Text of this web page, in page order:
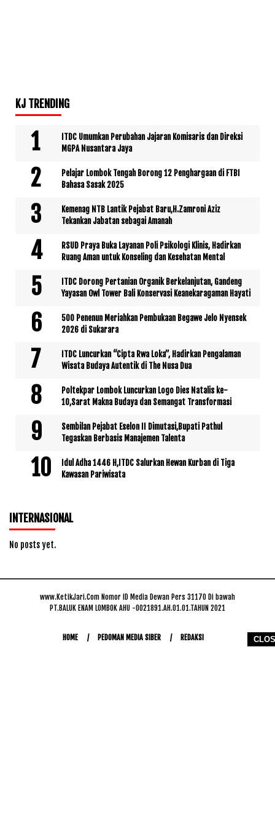
KJ TRENDING
ITDC Umumkan Perubahan Jajaran Komisaris dan Direksi
MGPA Nusantara Jaya
Pelajar Lombok Tengah Borong 12 Penghargaan di FTBI
Bahasa Sasak 2025
Kemenag NTB Lantik Pejabat Baru,H.Zamroni Aziz
Tekankan Jabatan sebagai Amanah
RSUD Praya Buka Layanan Poli Psikologi Klinis, Hadirkan
Ruang Aman untuk Konseling dan Kesehatan Mental
ITDC Dorong Pertanian Organik Berkelanjutan, Gandeng
Yayasan Owl Tower Bali Konservasi Keanekaragaman Hayati
500 Penenun Meriahkan Pembukaan Begawe Jelo Nyensek
2026 di Sukarara
ITDC Luncurkan “Cipta Rwa Loka”, Hadirkan Pengalaman
Wisata Budaya Autentik di The Nusa Dua
Poltekpar Lombok Luncurkan Logo Dies Natalis ke-
10,Sarat Makna Budaya dan Semangat Transformasi
Sembilan Pejabat Eselon II Dimutasi,Bupati Pathul
Tegaskan Berbasis Manajemen Talenta
Idul Adha 1446 H,ITDC Salurkan Hewan Kurban di Tiga
Kawasan Pariwisata
INTERNASIONAL
No posts yet.
www.KetikJari.Com Nomor ID Media Dewan Pers 31170 Di bawah
PT.BALUK ENAM LOMBOK AHU -0021891.AH.01.01.TAHUN 2021
HOME PEDOMAN MEDIA SIBER REDAKSI